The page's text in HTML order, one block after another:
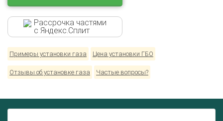
Рассрочка частями
с Яндекс.Сплит
Примеры установки газа Цена установки ГБО
Отзывы об установке газа Частые вопросы?